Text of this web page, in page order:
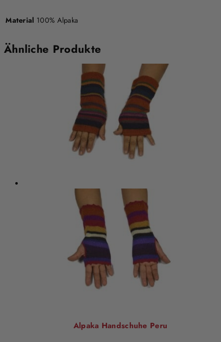
Material 100% Alpaka
Ähnliche Produkte
Alpaka Handschuhe Peru